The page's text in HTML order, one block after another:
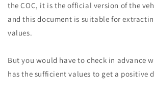
the COC, it is the official version of the
and this document is suitable for
values.
But you would have to check in advance
has the sufficient values to get a positive